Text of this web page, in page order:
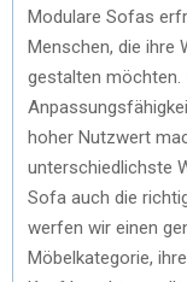
Modulare Sofas
Menschen, die ihre
gestalten möchten.
hoher Nutzwert
unterschiedlichste
Sofa auch die
werfen wir einen
Möbelkategorie,